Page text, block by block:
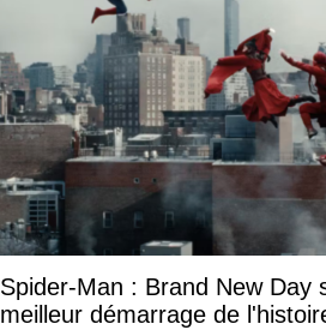
Spider-Man : Brand New Day
meilleur démarrage de